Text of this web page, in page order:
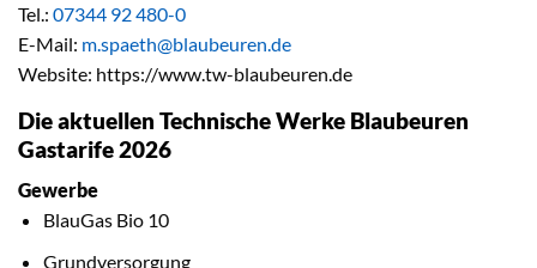
Tel.: 07344 92 480-0
E-Mail: m.spaeth@blaubeuren.de
Website: https://www.tw-blaubeuren.de
Die aktuellen Technische Werke Blaubeuren
Gastarife 2026
Gewerbe
BlauGas Bio 10
Grundversorgung